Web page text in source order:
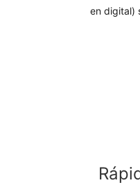
en digital)